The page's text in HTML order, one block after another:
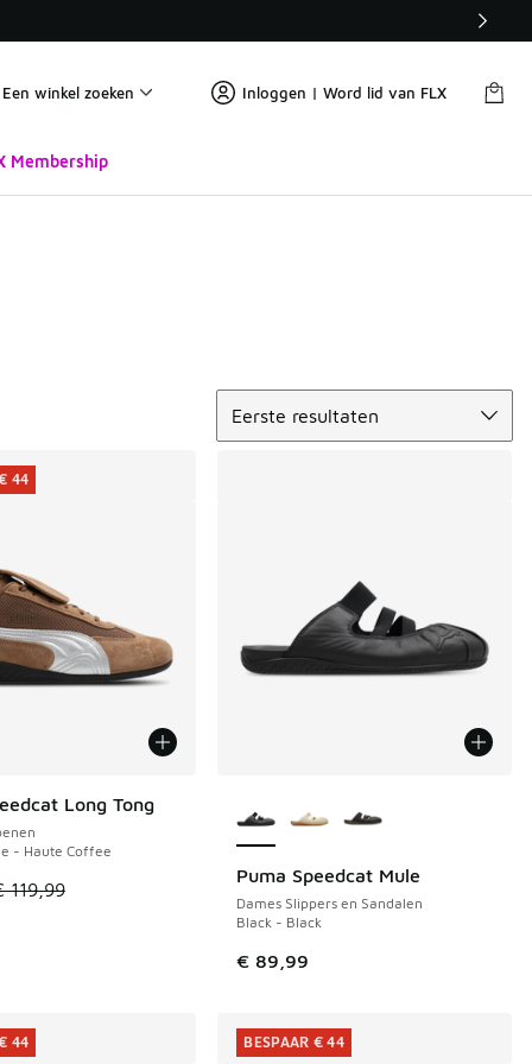
Een winkel zoeken Inloggen | Word lid van FLX
Membership
Eerste resultaten
naar € 60,00
Long Tong
- Haute Coffee
is in de uitverkoop. Dit artikel is in de aanbieding Prijs
119,99
44
44
Puma Speedcat Mule
Dames Slippers en Sandalen
Black - Black
€ 89,99
44 BESPAAR € 44